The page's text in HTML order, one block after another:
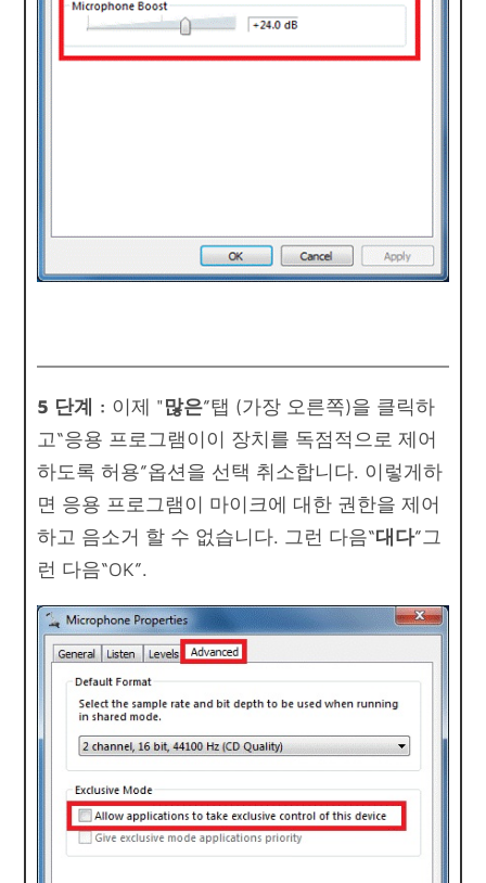
5 단계 : 이제 "많은”탭 (가장 오른쪽)을 클릭하
고“응용 프로그램이이 장치를 독점적으로 제어
하도록 허용”옵션을 선택 취소합니다. 이렇게하
면 응용 프로그램이 마이크에 대한 권한을 제어
하고 음소거 할 수 없습니다. 그런 다음“대다”그
런 다음“OK”.